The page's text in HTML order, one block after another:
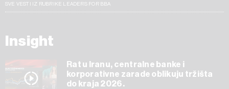
SVE VESTI IZ RUBRIKE LEADERS FOR BBA
Insight
Rat u Iranu, centralne banke i
korporativne zarade oblikuju tržišta
do kraja 2026.